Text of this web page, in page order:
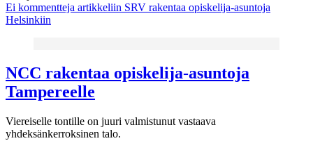
Ei kommentteja artikkeliin SRV rakentaa opiskelija-asuntoja
Helsinkiin
NCC rakentaa opiskelija-asuntoja
Tampereelle
Viereiselle tontille on juuri valmistunut vastaava
yhdeksänkerroksinen talo.